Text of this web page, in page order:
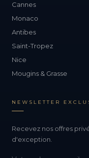
Cannes
Monaco
Antibes
Saint-Tropez
Nice
Mougins & Grasse
NEWSLETTER
Recevez nos offres
d'exception.